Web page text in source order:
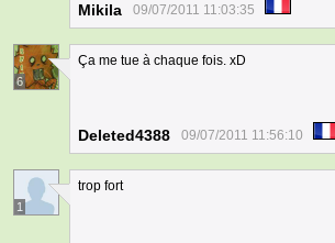
Mikila 09/07/2011 11:03:35
6
Ça me tue à chaque fois. xD
Deleted4388 09/07/2011 11:56:10
1
trop fort